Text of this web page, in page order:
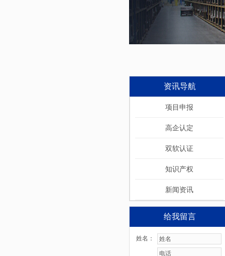
资讯导航
项目申报
高企认定
双软认证
知识产权
新闻资讯
给我留言
姓名：